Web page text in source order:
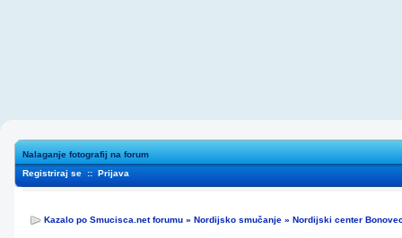
Nalaganje fotografij na forum
Registriraj se :: Prijava
Kazalo po Smucisca.net forumu » Nordijsko smučanje » Nordijski center